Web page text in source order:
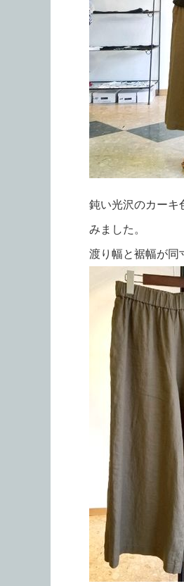
鈍い光沢のカーキ
みました。
渡り幅と裾幅が同